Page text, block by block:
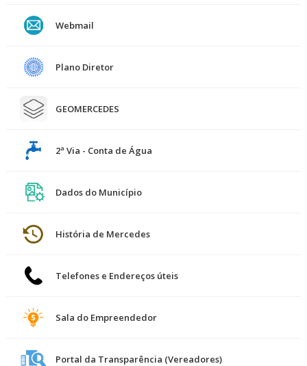
Webmail
Plano Diretor
GEOMERCEDES
2ª Via - Conta de Água
Dados do Município
História de Mercedes
Telefones e Endereços úteis
Sala do Empreendedor
Portal da Transparência (Vereadores)